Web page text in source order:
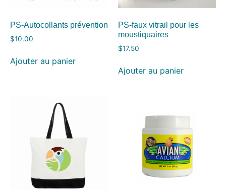
PS-Autocollants prévention
$10.00
Ajouter au panier
PS-faux vitrail pour les
moustiquaires
$17.50
Ajouter au panier